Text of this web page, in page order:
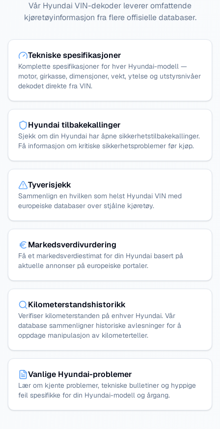
Vår Hyundai VIN-dekoder leverer omfattende
kjøretøyinformasjon fra flere offisielle databaser.
Tekniske spesifikasjoner
Komplette spesifikasjoner for hver Hyundai-modell —
motor, girkasse, dimensjoner, vekt, ytelse og utstyrsnivåer
dekodet direkte fra VIN.
Hyundai tilbakekallinger
Sjekk om din Hyundai har åpne sikkerhetstilbakekallinger.
Få informasjon om kritiske sikkerhetsproblemer før kjøp.
Tyverisjekk
Sammenlign en hvilken som helst Hyundai VIN med
europeiske databaser over stjålne kjøretøy.
Markedsverdivurdering
Få et markedsverdiestimat for din Hyundai basert på
aktuelle annonser på europeiske portaler.
Kilometerstandshistorikk
Verifiser kilometerstanden på enhver Hyundai. Vår
database sammenligner historiske avlesninger for å
oppdage manipulasjon av kilometerteller.
Vanlige Hyundai-problemer
Lær om kjente problemer, tekniske bulletiner og hyppige
feil spesifikke for din Hyundai-modell og årgang.